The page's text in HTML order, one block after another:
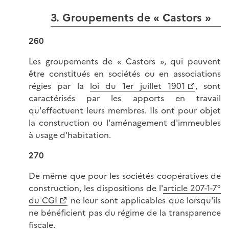
3. Groupements de « Castors »
260
Les groupements de « Castors », qui peuvent
être constitués en sociétés ou en associations
régies par la loi du 1er juillet 1901
, sont
caractérisés par les apports en travail
qu'effectuent leurs membres. Ils ont pour objet
la construction ou l'aménagement d'immeubles
à usage d'habitation.
270
De même que pour les sociétés coopératives de
construction, les dispositions de l'article 207-1-7°
du CGI
ne leur sont applicables que lorsqu'ils
ne bénéficient pas du régime de la transparence
fiscale.